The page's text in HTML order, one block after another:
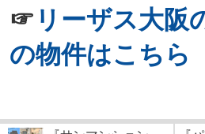
☞ リーザス大阪
の物件はこちら